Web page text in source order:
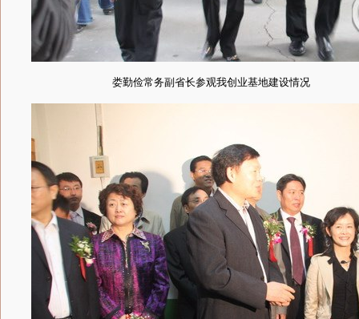
娄勤俭常务副省长参观我创业基地建设情况